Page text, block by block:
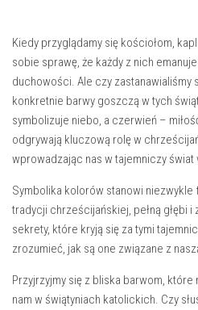
Kiedy przyglądamy się kościołom,
sobie sprawę, że każdy z nich
duchowości. Ale czy zastanawialiśmy
konkretnie barwy goszczą w tych
symbolizuje ⁢niebo, a czerwień –
odgrywają​ kluczową rolę w
wprowadzając nas ⁢w tajemniczy świat
Symbolika kolorów stanowi
tradycji chrześcijańskiej, pełną głębi i
sekrety,​ które kryją się za tymi⁤
‍zrozumieć, jak są one związane z
Przyjrzyjmy się z bliska barwom,
nam w świątyniach katolickich.⁤ Czy